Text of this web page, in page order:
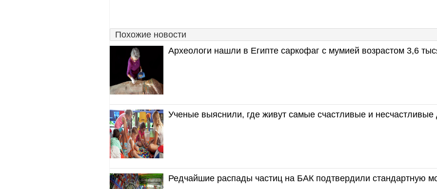
Похожие новости
Археологи нашли в Египте саркофаг с мумией возрастом 3,6
Ученые выяснили, где живут самые счастливые и несчастливые
Редчайшие распады частиц на БАК подтвердили стандартную